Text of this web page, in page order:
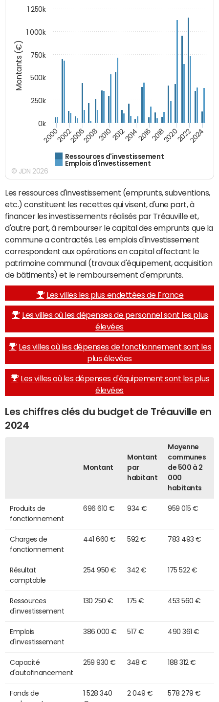
Montants (€)
Ressources d'investissement
Emplois d'investissement
200020022006200820102012201420162018202020222024
0k
250k
500k
750k
1 000k
1 250k
© JDN 2026
Les ressources d'investissement (emprunts, subventions,
etc.) constituent les recettes qui visent, d'une part, à
financer les investissements réalisés par Tréauville et,
d'autre part, à rembourser le capital des emprunts que la
commune a contractés. Les emplois d'investissement
correspondent aux opérations en capital affectant le
patrimoine communal (travaux d'équipement, acquisition
de bâtiments) et le remboursement d'emprunts.
Les villes les plus endettées de France
Les villes où les dépenses de personnel sont les plus
élevées
Les villes où les dépenses de fonctionnement sont les
plus élevées
Les villes où les dépenses d'équipement sont les plus
élevées
Les chiffres clés du budget de Tréauville en
2024
Montant
Montant
par
habitant
Moyenne
communes
de 500 à 2
000
habitants
Produits de
fonctionnement
696 610 € 934 € 959 015 €
Charges de
fonctionnement
441 660 € 592 € 783 493 €
Résultat
comptable
254 950 € 342 € 175 522 €
Ressources
d'investissement
130 250 € 175 € 453 560 €
Emplois
d'investissement
386 000 € 517 € 490 361 €
Capacité
d'autofinancement
259 930 € 348 € 188 312 €
Fonds de
1 528 340
2 049 € 578 279 €